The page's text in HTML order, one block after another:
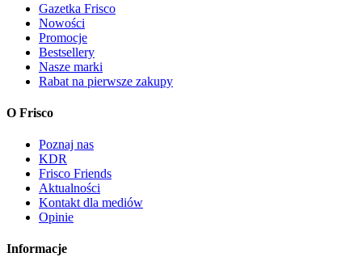
Gazetka Frisco
Nowości
Promocje
Bestsellery
Nasze marki
Rabat na pierwsze zakupy
O Frisco
Poznaj nas
KDR
Frisco Friends
Aktualności
Kontakt dla mediów
Opinie
Informacje